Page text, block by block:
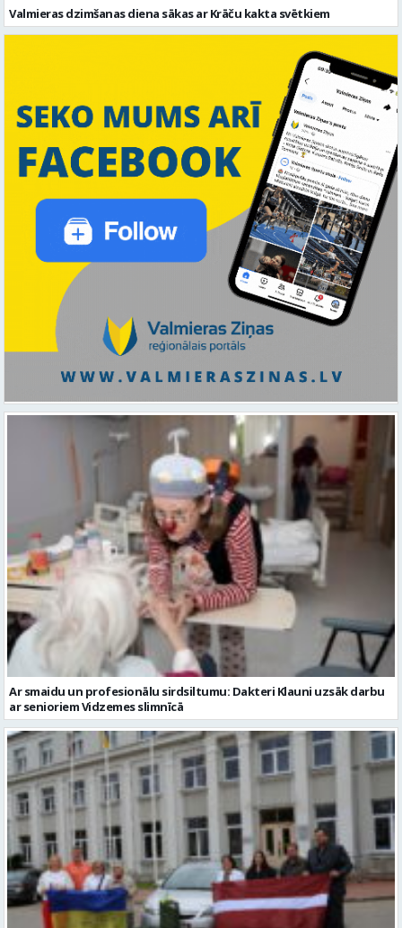
Ar smaidu un profesionālu sirdsiltumu: Dakteri Klauni uzsāk darbu
ar senioriem Vidzemes slimnīcā
No Valmieras uz Ukrainu ceļā dodas vēl viena humānās palīdzības
automašīna